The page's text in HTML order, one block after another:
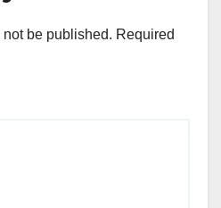
be published. Required